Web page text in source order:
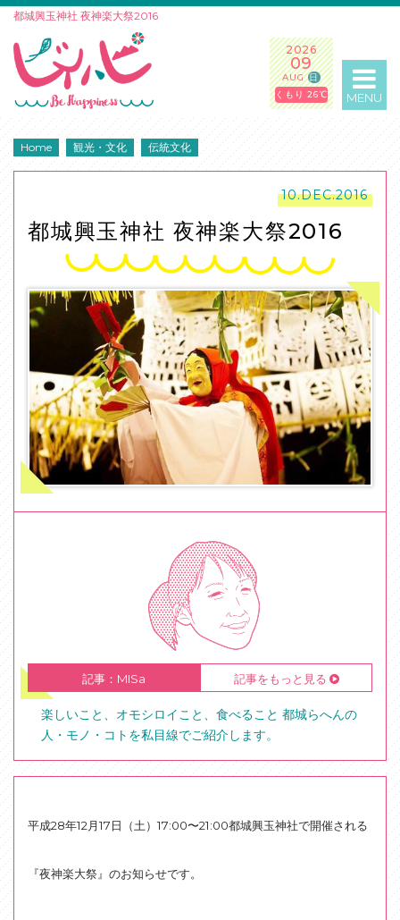
都城興玉神社 夜神楽大祭2016
2026
09
AUG日
くもり 26℃
MENU
Home 観光・文化 伝統文化
10.DEC.2016
都城興玉神社 夜神楽大祭2016
記事：MISa 記事をもっと見る
楽しいこと、オモシロイこと、食べること 都城らへんの
人・モノ・コトを私目線でご紹介します。
平成28年12月17日（土）17:00〜21:00都城興玉神社で開催される
『夜神楽大祭』のお知らせです。